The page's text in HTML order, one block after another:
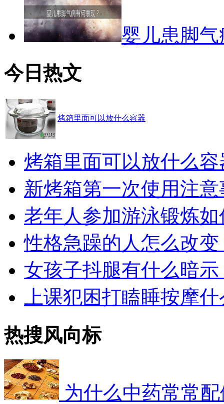
婴儿患脚
今日热文
烤箱里面可以放什么容器
烤箱里面可以放什么容
新烤箱第一次使用注意
老年人参加游泳锻炼如
性格急躁的人怎么改变
女孩子抖腿有什么暗示
上课犯困打瞌睡按摩
热搜风向标
为什么中药常常